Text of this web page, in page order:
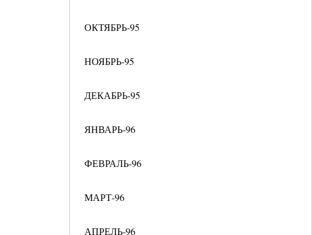
ОКТЯБРЬ-95
НОЯБРЬ-95
ДЕКАБРЬ-95
ЯНВАРЬ-96
ФЕВРАЛЬ-96
МАРТ-96
АПРЕЛЬ-96